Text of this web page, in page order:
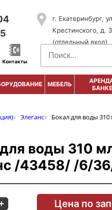
г. Екатеринбург,
Крестинского, д.
(отдельный вход)
Контакты
МЕБЕЛЬ
Элеганс Бокал для воды
воды 310
/43458/ /6/
Цена по